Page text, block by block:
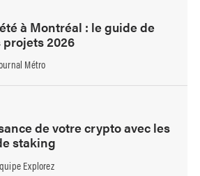
à Montréal : le guide de
2026
Métro
de votre crypto avec les
staking
Explorez